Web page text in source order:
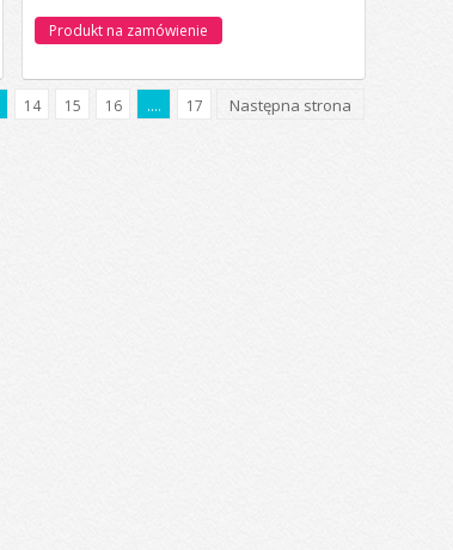
Produkt na zamówienie
14 15 16 .... 17 Następna strona